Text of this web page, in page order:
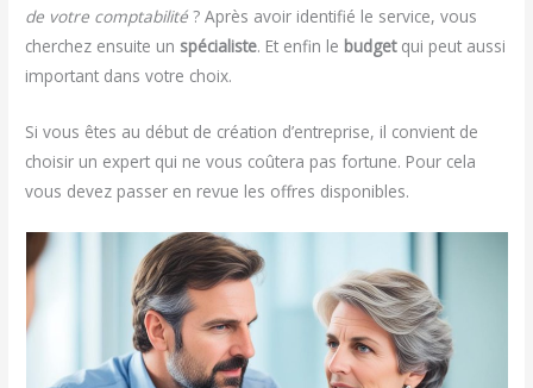
de votre comptabilité ? Après avoir identifié le service, vous
cherchez ensuite un spécialiste. Et enfin le budget qui peut aussi
important dans votre choix.
Si vous êtes au début de création d’entreprise, il convient de
choisir un expert qui ne vous coûtera pas fortune. Pour cela
vous devez passer en revue les offres disponibles.